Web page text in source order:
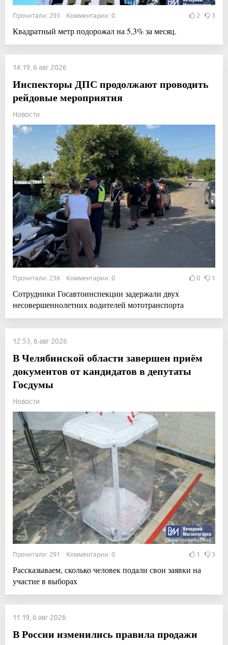
Прочитали: 293 Комментарии: 0 2 3
Квадратный метр подорожал на 5,3% за месяц.
14:19, 6 авг 2026
Инспекторы ДПС продолжают проводить
рейдовые мероприятия
Новости
Прочитали: 236 Комментарии: 0 0 1
Сотрудники Госавтоинспекции задержали двух
несовершеннолетних водителей мототранспорта
12:53, 6 авг 2026
В Челябинской области завершен приём
документов от кандидатов в депутаты
Госдумы
Новости
Прочитали: 291 Комментарии: 0 1 3
Рассказываем, сколько человек подали свои заявки на
участие в выборах
11:19, 6 авг 2026
В России изменились правила продажи